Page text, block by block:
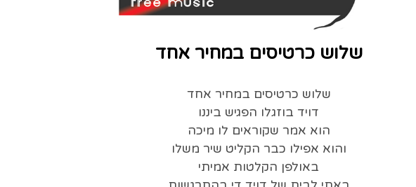
שלוש כרטיסים במחיר אחד
שלוש כרטיסים במחיר אחד
דויד בוזגלו הפגיש ביננו
הוא אמר שקוראים לו מיכה
והוא אפילו כבר הקליט שיר משלו
באולפן הקלטות אמיתי